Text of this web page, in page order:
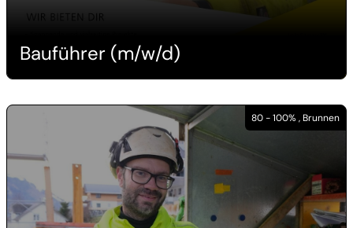
Bauführer (m/w/d)
80 - 100% , Brunnen